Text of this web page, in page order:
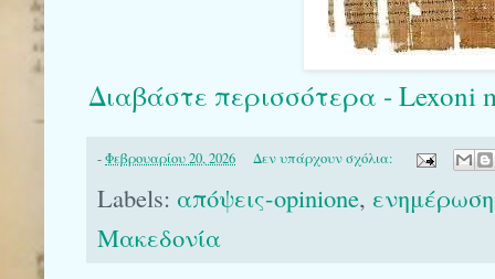
Διαβάστε περισσότερα - Lexoni
-Φεβρουαρίου 20, 2026 Δεν υπάρχουν σχόλια:
Labels: απόψεις-opinione,
Μακεδονία